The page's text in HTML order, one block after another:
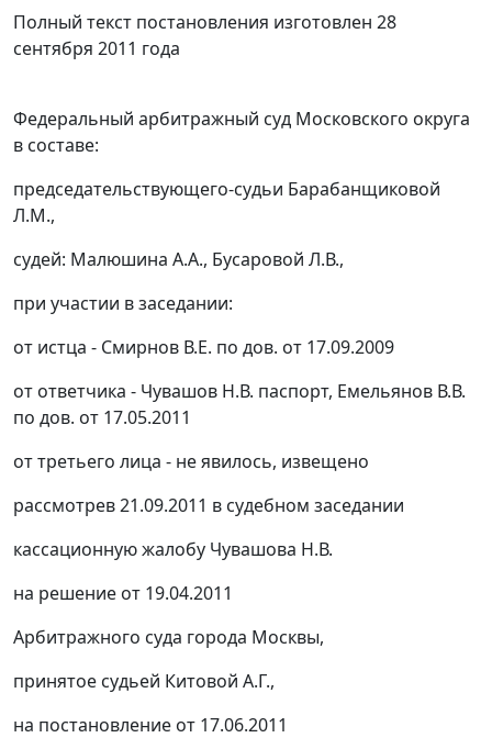
Полный текст постановления изготовлен 28
сентября 2011 года
Федеральный арбитражный суд Московского округа
в составе:
председательствующего-судьи Барабанщиковой
Л.М.,
судей: Малюшина А.А., Бусаровой Л.В.,
при участии в заседании:
от истца - Смирнов В.Е. по дов. от 17.09.2009
от ответчика - Чувашов Н.В. паспорт, Емельянов В.В.
по дов. от 17.05.2011
от третьего лица - не явилось, извещено
рассмотрев 21.09.2011 в судебном заседании
кассационную жалобу Чувашова Н.В.
на решение от 19.04.2011
Арбитражного суда города Москвы,
принятое судьей Китовой А.Г.,
на постановление от 17.06.2011